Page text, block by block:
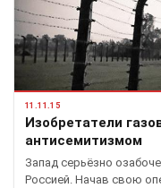
11.11.15
Изобретатели
антисемитизмом
Запад серьёзно
Россией. Начав свою